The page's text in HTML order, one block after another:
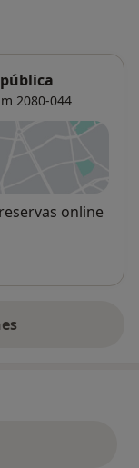
2080-044
separador
online